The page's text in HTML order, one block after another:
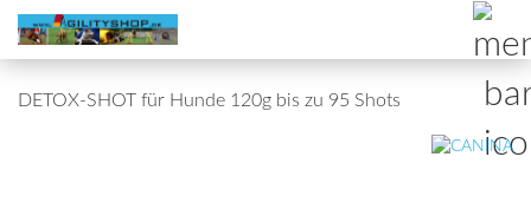
DETOX-SHOT für Hunde 120g bis zu 95 Shots